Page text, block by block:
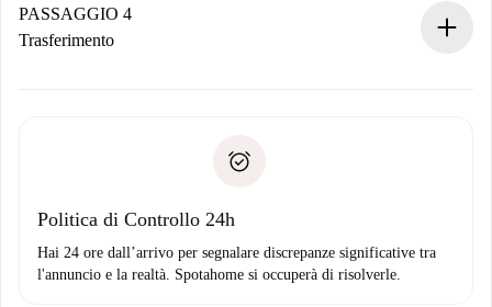
contatto con il proprietario.
Se rifiutata: non ti addebiteremo nulla e ti proporremo
Domiciliazione del pagamento
PASSAGGIO 4
Trasferimento
solo se non segnali problemi.
Politica di Controllo 24h
Hai 24 ore dall’arrivo per segnalare discrepanze significative tra
l'annuncio e la realtà. Spotahome si occuperà di risolverle.